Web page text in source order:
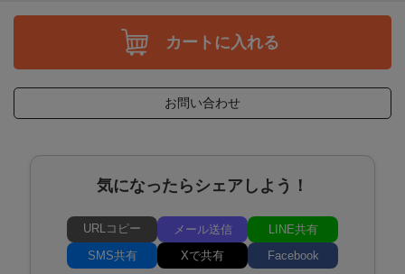
カートに入れる
お問い合わせ
気になったらシェアしよう！
URLコピー メール送信
LINE共有
SMS共有
Xで共有 Facebook